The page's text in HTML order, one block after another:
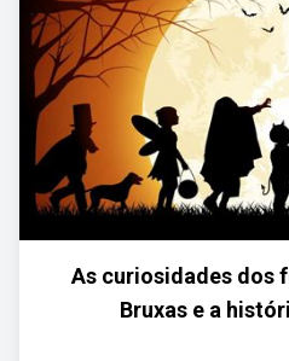
As curiosidades dos
Bruxas e a